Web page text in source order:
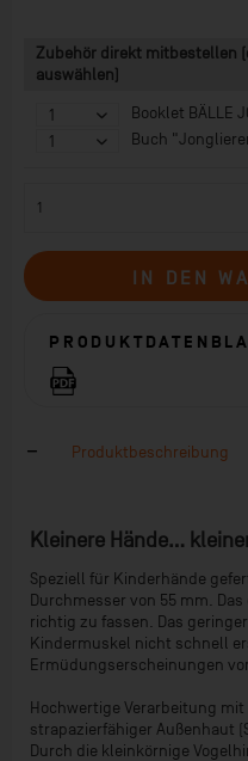
Zubehör direkt mitbestellen
auswählen)
IN DEN
Produktbeschreibung
Kleinere Hände…
Speziell für Kinderhände
Durchmesser von 55 mm.
richtig zu fassen. Das
Kindermuskel nicht schnell
Ermüdungserscheinungen
Hochwertige Verarbeitung
strapazierfähiger Außenhaut
Durch die kleinkörnige